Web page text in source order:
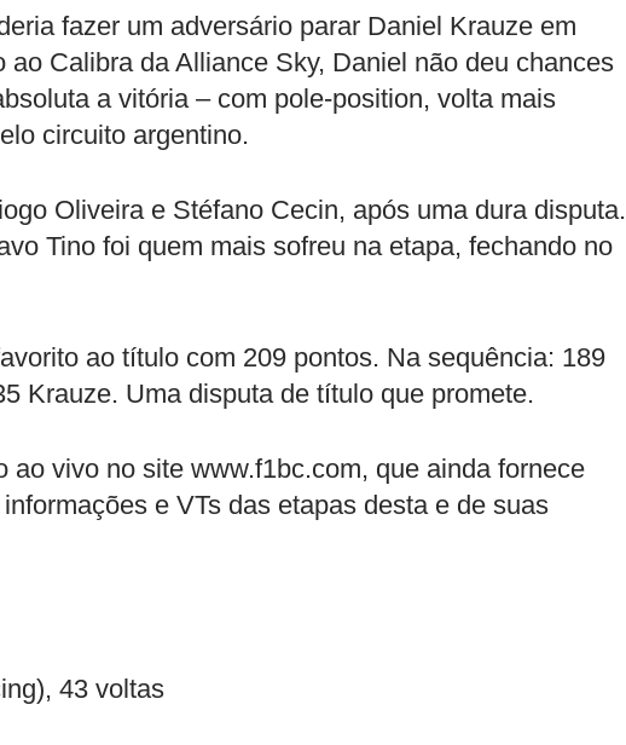
fazer um adversário parar Daniel Krauze em
Calibra da Alliance Sky, Daniel não deu chances
a vitória – com pole-position, volta mais
circuito argentino.
Oliveira e Stéfano Cecin, após uma dura disputa.
Tino foi quem mais sofreu na etapa, fechando no
ao título com 209 pontos. Na sequência: 189
Krauze. Uma disputa de título que promete.
ao vivo no site www.f1bc.com, que ainda fornece
e VTs das etapas desta e de suas
43 voltas